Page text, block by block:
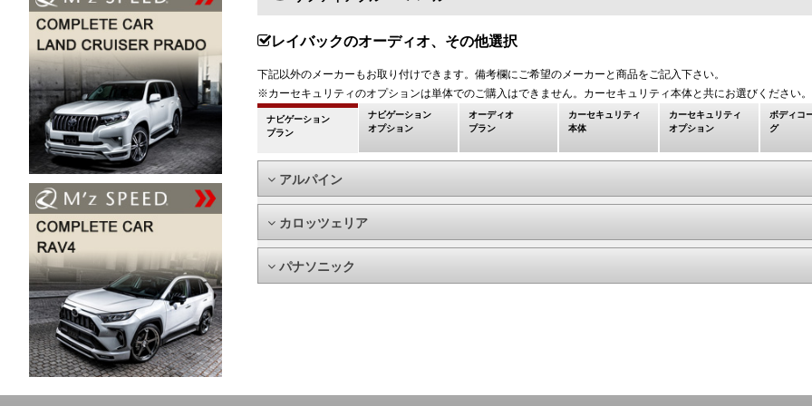
レイバックのオーディオ、その他選択
下記以外のメーカーもお取り付けできます。備考欄にご希望のメーカーと商品をご記入下さい。
※カーセキュリティのオプションは単体でのご購入はできません。カーセキュリティ本体と共にお選びください。
ナビゲーション
プラン
ナビゲーション
オプション
オーディオ
プラン
カーセキュリティ
本体
カーセキュリティ
オプション
ボディコ
グ
アルパイン
カロッツェリア
パナソニック